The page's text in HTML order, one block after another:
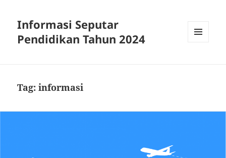
Informasi Seputar
Pendidikan Tahun 2024
Tag:informasi